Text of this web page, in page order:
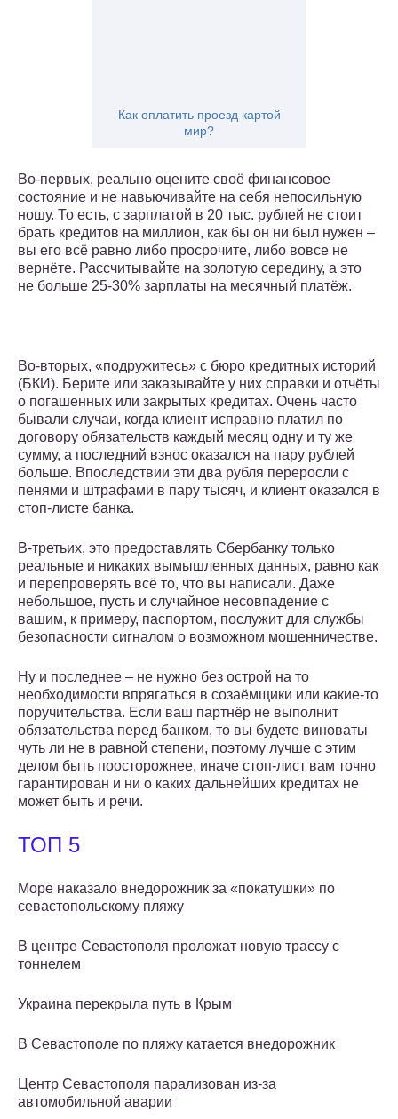
Как оплатить проезд картой
мир?
Во-первых, реально оцените своё финансовое
состояние и не навьючивайте на себя непосильную
ношу. То есть, с зарплатой в 20 тыс. рублей не стоит
брать кредитов на миллион, как бы он ни был нужен –
вы его всё равно либо просрочите, либо вовсе не
вернёте. Рассчитывайте на золотую середину, а это
не больше 25-30% зарплаты на месячный платёж.
Во-вторых, «подружитесь» с бюро кредитных историй
(БКИ). Берите или заказывайте у них справки и отчёты
о погашенных или закрытых кредитах. Очень часто
бывали случаи, когда клиент исправно платил по
договору обязательств каждый месяц одну и ту же
сумму, а последний взнос оказался на пару рублей
больше. Впоследствии эти два рубля переросли с
пенями и штрафами в пару тысяч, и клиент оказался в
стоп-листе банка.
В-третьих, это предоставлять Сбербанку только
реальные и никаких вымышленных данных, равно как
и перепроверять всё то, что вы написали. Даже
небольшое, пусть и случайное несовпадение с
вашим, к примеру, паспортом, послужит для службы
безопасности сигналом о возможном мошенничестве.
Ну и последнее – не нужно без острой на то
необходимости впрягаться в созаёмщики или какие-то
поручительства. Если ваш партнёр не выполнит
обязательства перед банком, то вы будете виноваты
чуть ли не в равной степени, поэтому лучше с этим
делом быть поосторожнее, иначе стоп-лист вам точно
гарантирован и ни о каких дальнейших кредитах не
может быть и речи.
ТОП 5
Море наказало внедорожник за «покатушки» по
севастопольскому пляжу
В центре Севастополя проложат новую трассу с
тоннелем
Украина перекрыла путь в Крым
В Севастополе по пляжу катается внедорожник
Центр Севастополя парализован из-за
автомобильной аварии